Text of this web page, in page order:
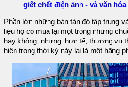
giết chết điện ảnh - và văn hóa
Phần lớn những bàn tán đó tập trung
liệu họ có mua lại một trong những
hay không, nhưng thực tế, thương vụ
hiện trong thời kỳ này lại là một hãng